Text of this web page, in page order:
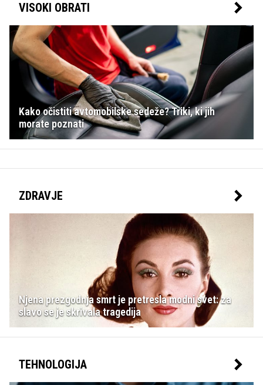
VISOKI OBRATI
Kako očistiti avtomobilske sedeže? Triki, ki jih
morate poznati
ZDRAVJE
Njena prezgodnja smrt je pretresla modni svet: za
slavo se je skrivala tragedija
TEHNOLOGIJA